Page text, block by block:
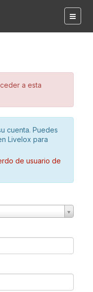
a esta
cuenta. Puedes
Livelox para
de usuario de